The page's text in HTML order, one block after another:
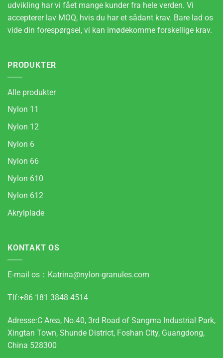
udvikling har vi fået mange kunder fra hele verden. Vi
accepterer lav MOQ, hvis du har et sådant krav. Bare lad os
vide din forespørgsel, vi kan imødekomme forskellige krav.
PRODUKTER
Alle produkter
Nylon 11
Nylon 12
Nylon 6
Nylon 66
Nylon 610
Nylon 612
Akrylplade
KONTAKT OS
E-mail os： Katrina@nylon-granules.com
Tlf:+86 181 3848 4514
Adresse:C Area, No.40, 3rd Road of Sangma Industrial Park,
Xingtan Town, Shunde District, Foshan City, Guangdong,
China 528300